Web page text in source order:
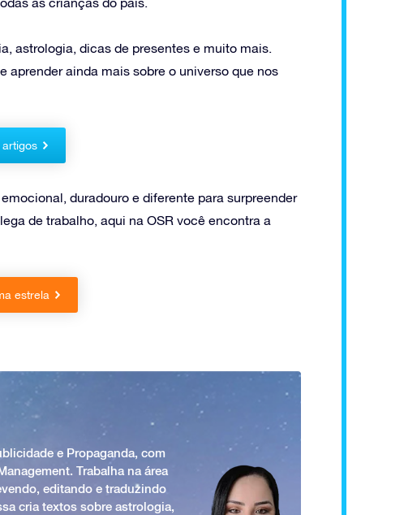
astrologia, dicas de presentes e muito mais.
aprender ainda mais sobre o universo que nos
duradouro e diferente para surpreender
de trabalho, aqui na OSR você encontra a
estrela
e Propaganda, com
Trabalha na área
editando e traduzindo
cria textos sobre astrologia,